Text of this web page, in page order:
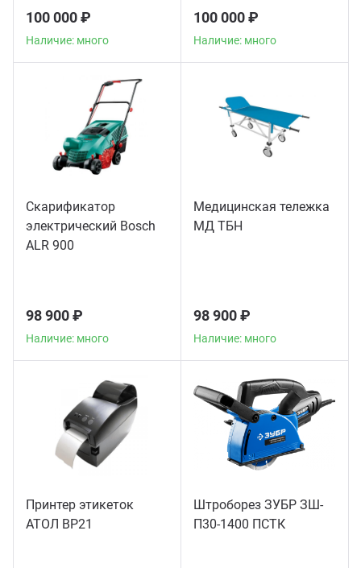
100 000 ₽
Наличие: много
100 000 ₽
Наличие: много
Скарификатор
электрический Bosch
ALR 900
98 900 ₽
Наличие: много
Медицинская тележка
МД ТБН
98 900 ₽
Наличие: много
Принтер этикеток
АТОЛ BP21
Штроборез ЗУБР ЗШ-
П30-1400 ПСТК